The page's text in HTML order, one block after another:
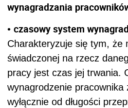
wynagradzania
• czasowy system
Charakteryzuje się tym, że
świadczonej na rzecz
pracy jest czas jej trwania.
wynagrodzenie pracownika
wyłącznie od długości